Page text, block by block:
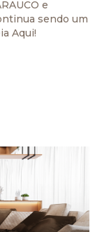
e
sendo um
Aqui!